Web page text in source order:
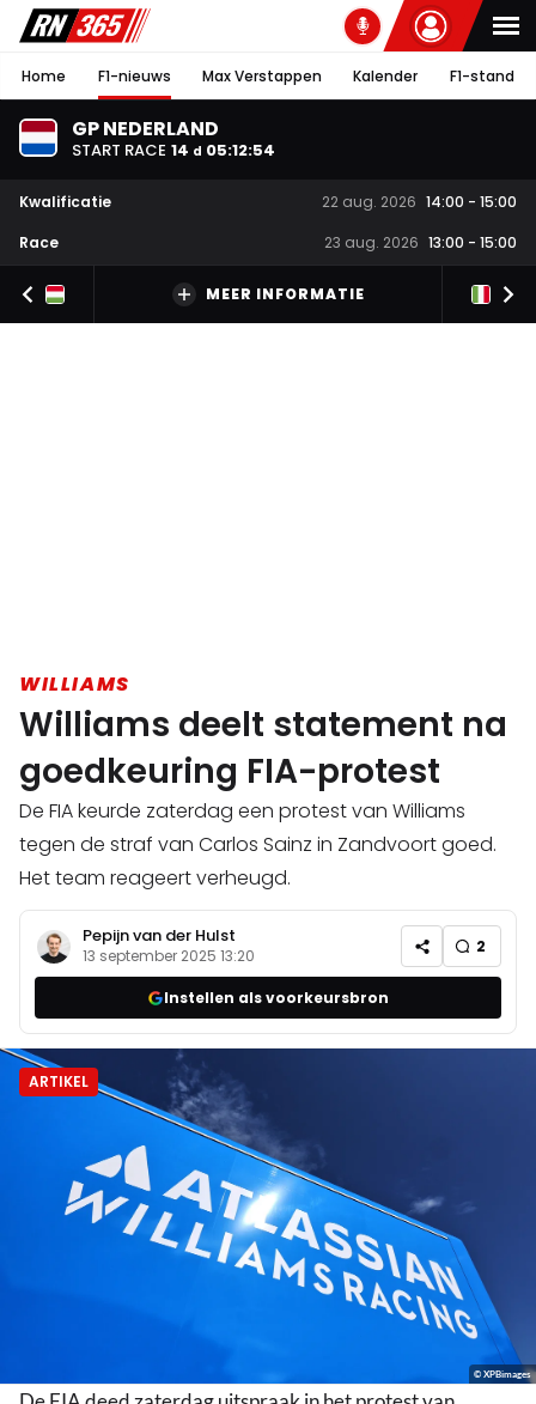
Home F1-nieuws Max Verstappen Kalender F1-stand
GP NEDERLAND
START RACE 14 d 05:12:54
Kwalificatie 22 aug. 2026 14:00 - 15:00
Race
23 aug. 2026 13:00 - 15:00
MEER INFORMATIE
WILLIAMS
Williams deelt statement na
goedkeuring FIA-protest
De FIA keurde zaterdag een protest van Williams
tegen de straf van Carlos Sainz in Zandvoort goed.
Het team reageert verheugd.
Pepijn van der Hulst
13 september 2025 13:20 2
Instellen als voorkeursbron
ARTIKEL
© XPBimages